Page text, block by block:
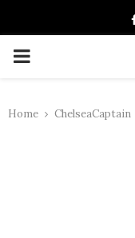
PRIMARY
Home ChelseaCaptain